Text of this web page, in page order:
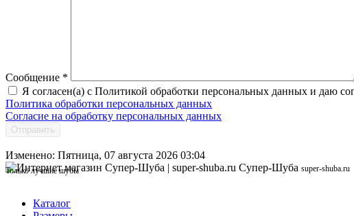
Сообщение *
Я согласен(а) с Политикой обработки персональных данных и даю
Политика обработки персональных данных
Согласие на обработку персональных данных
Отправить
Изменено: Пятница, 07 августа 2026 03:04
Супер-Шуба super-shuba.ru
Только лучшие шубы
Каталог